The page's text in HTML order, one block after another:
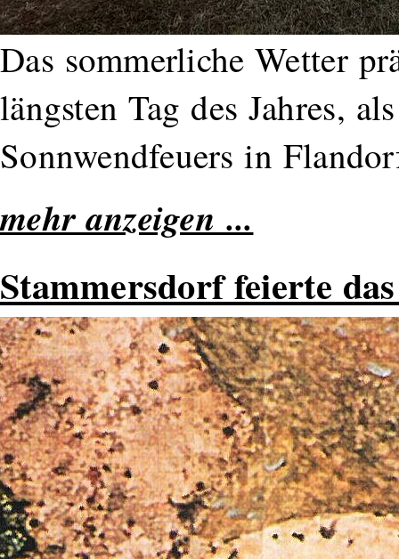
Das sommerliche Wetter
längsten Tag des Jahres,
Sonnwendfeuers in
mehr anzeigen ...
Stammersdorf feierte